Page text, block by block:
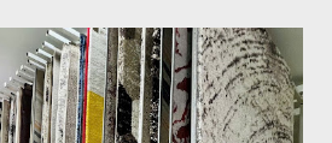
TPHCM thảm trải sàn phòng ngủ
phòng khách đẹp TPHCM thảm
Thảm tròn 3m được nhập khẩu từ